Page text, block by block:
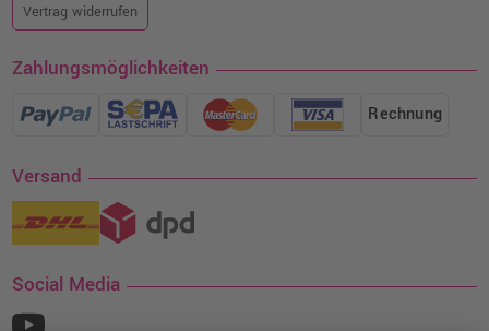
Vertrag widerrufen
Zahlungsmöglichkeiten
Rechnung
Versand
Social Media